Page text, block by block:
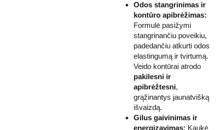
Odos stangrinimas ir
kontūro apibrėžimas:
Formulė pasižymi
stangrinančiu poveikiu,
padedančiu atkurti odos
elastingumą ir tvirtumą.
Veido kontūrai atrodo
pakilesni ir
apibrėžtesni,
grąžinantys jaunatvišką
išvaizdą.
Gilus gaivinimas ir
energizavimas: Kaukė